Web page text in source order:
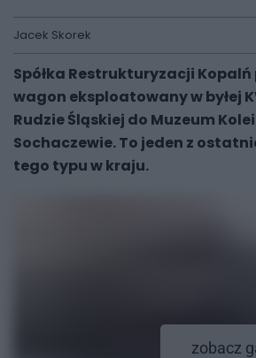
Jacek Skorek
Spółka Restrukturyzacji Kopalń
wagon eksploatowany w byłej
Rudzie Śląskiej do Muzeum
Sochaczewie. To jeden z
tego typu w kraju.
zobacz